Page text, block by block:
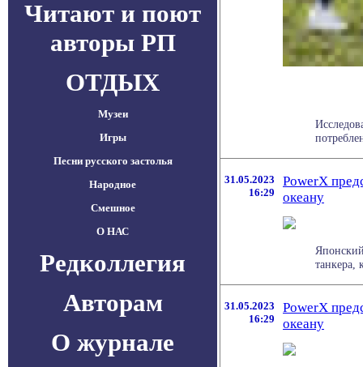
Читают и поют
авторы РП
ОТДЫХ
Музеи
Игры
Песни русского застолья
Народное
Смешное
О НАС
Редколлегия
Авторам
О журнале
31.05.2023
16:29
PowerX
океану
танкера,
31.05.2023
16:29
PowerX
океану